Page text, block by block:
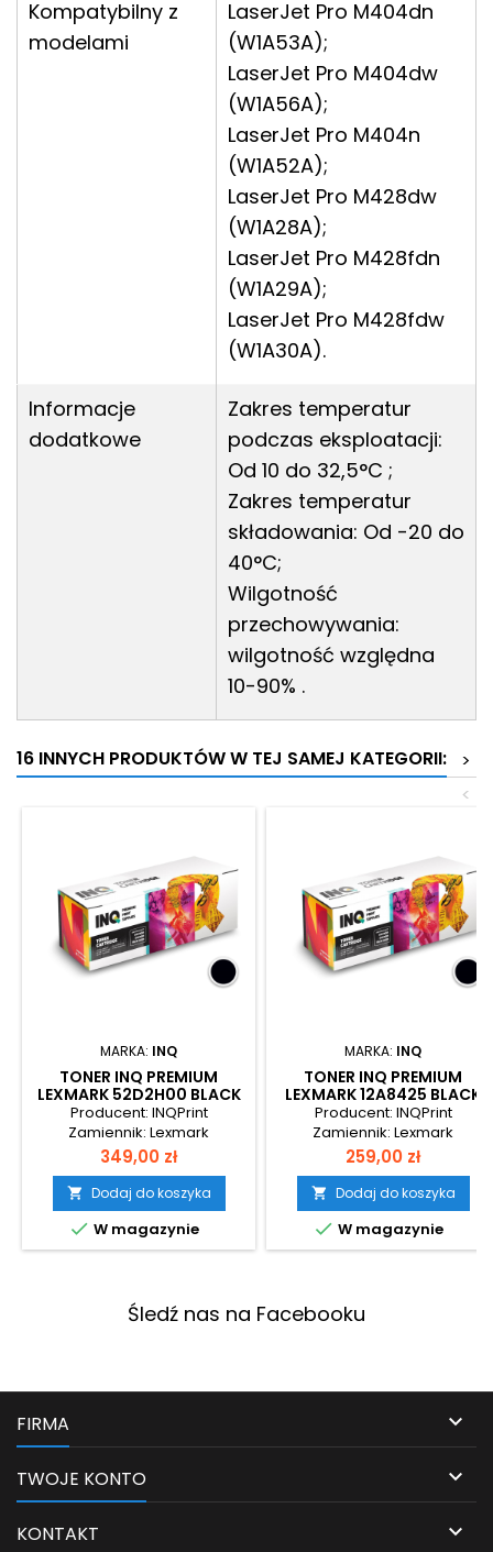
Kompatybilny z
modelami
LaserJet Pro M404dn
(W1A53A);
LaserJet Pro M404dw
(W1A56A);
LaserJet Pro M404n
(W1A52A);
LaserJet Pro M428dw
(W1A28A);
LaserJet Pro M428fdn
(W1A29A);
LaserJet Pro M428fdw
(W1A30A).
Informacje
dodatkowe
Zakres temperatur
podczas eksploatacji:
Od 10 do 32,5°C ;
Zakres temperatur
składowania: Od -20 do
40°C;
Wilgotność
przechowywania:
wilgotność względna
10-90% .
16 INNYCH PRODUKTÓW W TEJ SAMEJ KATEGORII:
>
<
MARKA: INQ
TONER INQ PREMIUM
LEXMARK 52D2H00 BLACK
Producent: INQPrint
Zamiennik: Lexmark
Cena
349,00 zł
 Dodaj do koszyka
 W magazynie
MARKA: INQ
TONER INQ PREMIUM
LEXMARK 12A8425 BLACK
Producent: INQPrint
Zamiennik: Lexmark
Cena
259,00 zł
 Dodaj do koszyka
 W magazynie
Śledź nas na Facebooku
FIRMA 
TWOJE KONTO 
KONTAKT 